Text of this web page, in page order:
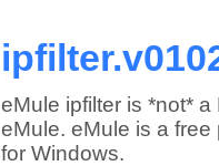
eMule ipfilter is *not*
eMule. eMule is a
for Windows.